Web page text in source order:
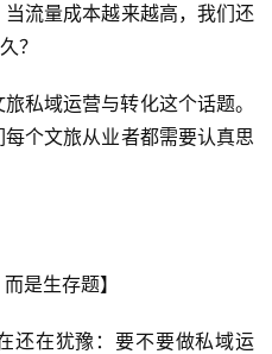
流量成本越来越高，我们还
？
私域运营与转化这个话题。
个文旅从业者都需要认真思
是生存题】
还在犹豫：要不要做私域运